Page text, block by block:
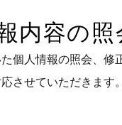
内容の
個人情報の照会、
させていただきます。